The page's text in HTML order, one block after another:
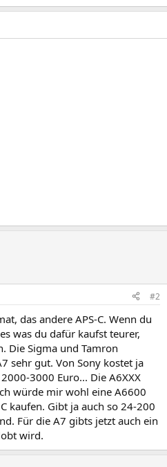
#2
das andere APS-C. Wenn du
was du dafür kaufst teurer,
Die Sigma und Tamron
sehr gut. Von Sony kostet ja
3000 Euro... Die A6XXX
würde mir wohl eine A6600
kaufen. Gibt ja auch so 24-200
Für die A7 gibts jetzt auch ein
wird.